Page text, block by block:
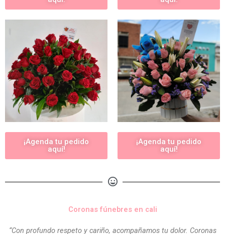
¡Agenda tu pedido
aquí!
¡Agenda tu pedido
aquí!
Coronas fúnebres en cali
“Con profundo respeto y cariño, acompañamos tu dolor. Coronas